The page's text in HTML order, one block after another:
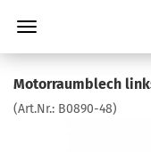
Motorraumblech
(Art.Nr.: B0890-48)